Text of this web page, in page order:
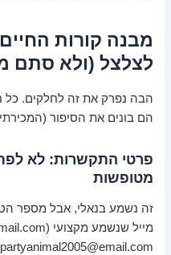
מבנה קורות
לצלצל (ולא סתם
הבה נפרק את זה לחלקים.
הם בונים את הסיפור
פרטי התקשרות: לא
מטופשות
זה נשמע בנאלי, אבל מספר